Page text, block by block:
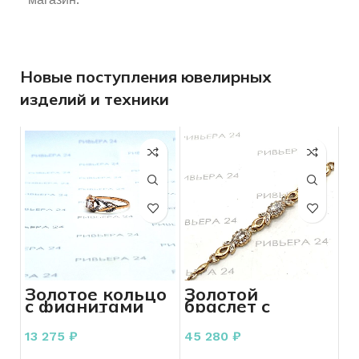
Новые поступления ювелирных
изделий и техники
Золотое кольцо
с фианитами
585 проба 1.77
грамм
13 275 ₽
Золотой
браслет с
фианитами 585
пробы 5.66
грамма 17см
45 280 ₽